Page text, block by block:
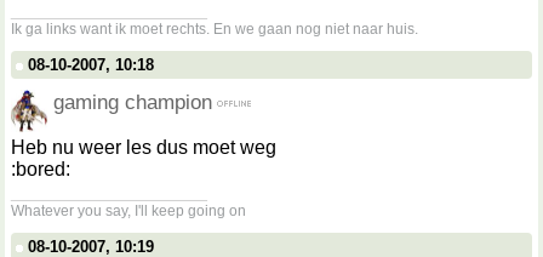
Ik ga links want ik moet rechts. En we gaan nog niet naar huis.
08-10-2007, 10:18
gaming champion
Heb nu weer les dus moet weg
:bored:
Whatever you say, I'll keep going on
08-10-2007, 10:19